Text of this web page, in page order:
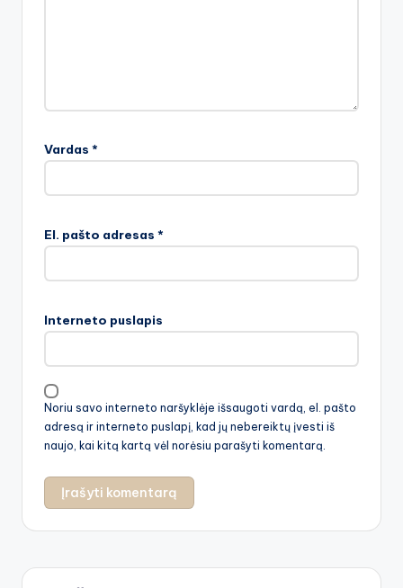
Vardas *
El. pašto adresas *
Interneto puslapis
Noriu savo interneto naršyklėje išsaugoti vardą, el. pašto
adresą ir interneto puslapį, kad jų nebereiktų įvesti iš
naujo, kai kitą kartą vėl norėsiu parašyti komentarą.